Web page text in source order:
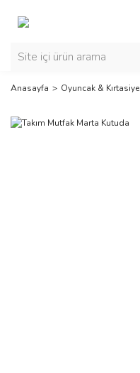
Anasayfa Oyuncak & Kırtasiye